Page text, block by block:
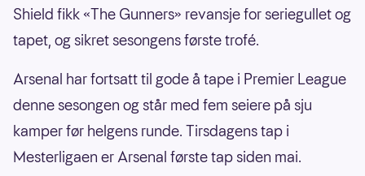
Shield fikk «The Gunners» revansje for seriegullet og
tapet, og sikret sesongens første trofé.
Arsenal har fortsatt til gode å tape i Premier League
denne sesongen og står med fem seiere på sju
kamper før helgens runde. Tirsdagens tap i
Mesterligaen er Arsenal første tap siden mai.